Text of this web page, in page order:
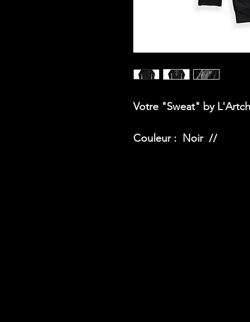
Votre "Sweat" by
Couleur : Noir //